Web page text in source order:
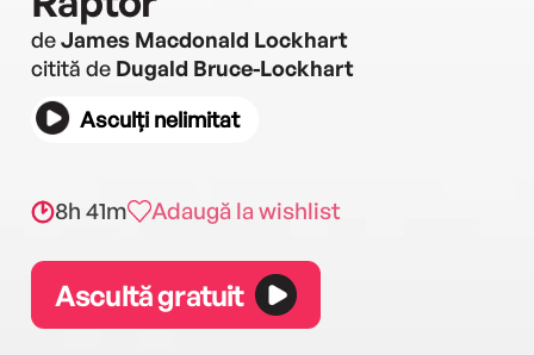
deJames Macdonald Lockhart
citită de Dugald Bruce-Lockhart
Asculți nelimitat
8h 41m Adaugă la wishlist
Ascultă gratuit